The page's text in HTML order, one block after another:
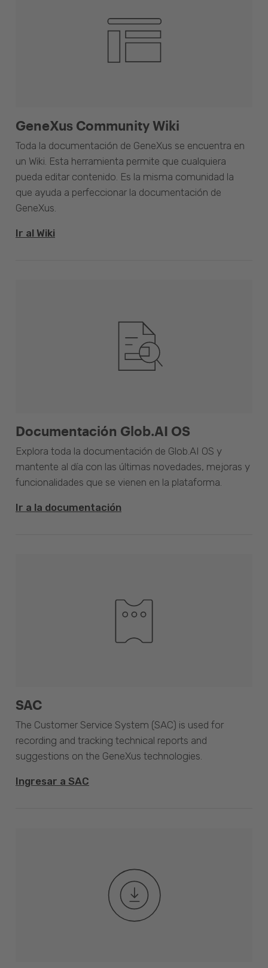
GeneXus Community Wiki
Toda la documentación de GeneXus se encuentra en
un Wiki. Esta herramienta permite que cualquiera
pueda editar contenido. Es la misma comunidad la
que ayuda a perfeccionar la documentación de
GeneXus.
Ir al Wiki
Documentación Glob.AI OS
Explora toda la documentación de Glob.AI OS y
mantente al día con las últimas novedades, mejoras y
funcionalidades que se vienen en la plataforma.
Ir a la documentación
SAC
The Customer Service System (SAC) is used for
recording and tracking technical reports and
suggestions on the GeneXus technologies.
Ingresar a SAC